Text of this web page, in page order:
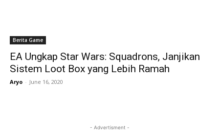
Berita Game
EA Ungkap Star Wars: Squadrons, Janjikan
Sistem Loot Box yang Lebih Ramah
Aryo - June 16, 2020
- Advertisment -